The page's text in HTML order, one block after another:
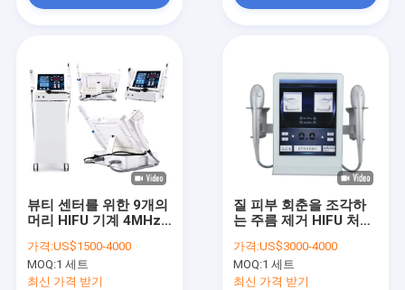
뷰티 센터를 위한 9개의
머리 HIFU 기계 4MHz
가격:US$1500-4000
MOQ:1 세트
최신 가격 받기
질 피부 회춘을 조각하
는 주름 제거 HIFU 처리
가격:US$3000-4000
MOQ:1 세트
최신 가격 받기